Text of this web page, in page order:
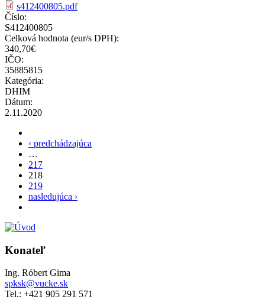
s412400805.pdf
Číslo:
S412400805
Celková hodnota (eur/s DPH):
340,70€
IČO:
35885815
Kategória:
DHIM
Dátum:
2.11.2020
Stránky
‹ predchádzajúca
…
217
218
219
nasledujúca ›
Konateľ
Ing. Róbert Gima
spksk@vucke.sk
Tel.: +421 905 291 571